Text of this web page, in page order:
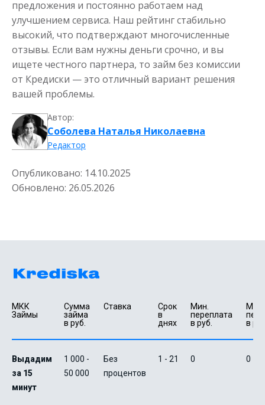
предложения и постоянно работаем над
улучшением сервиса. Наш рейтинг стабильно
высокий, что подтверждают многочисленные
отзывы. Если вам нужны деньги срочно, и вы
ищете честного партнера, то займ без комиссии
от Кредиски — это отличный вариант решения
вашей проблемы.
Автор:
Соболева Наталья Николаевна
Редактор
Опубликовано: 14.10.2025
Обновлено: 26.05.2026
МКК
Займы
Сумма
займа
в руб.
Ставка
Срок
в
днях
Мин.
переплата
в руб.
в
Выдадим
за 15
минут
1 000 -
50 000
Без
процентов
1 - 21 0 0